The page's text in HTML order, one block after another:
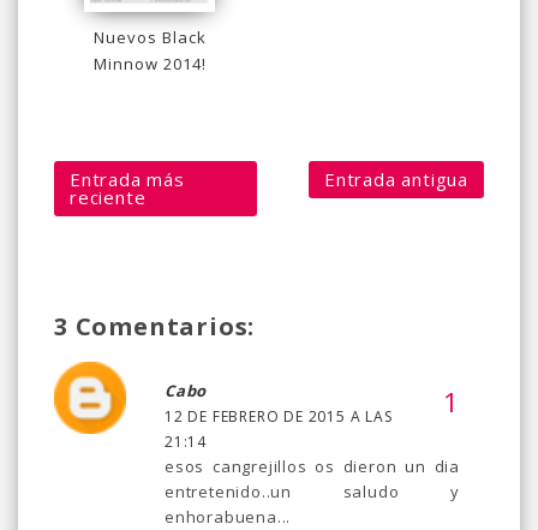
Nuevos Black
Minnow 2014!
Entrada más
reciente
Entrada antigua
3 Comentarios:
Cabo
12 DE FEBRERO DE 2015 A LAS
21:14
esos cangrejillos os dieron un dia
entretenido..un saludo y
enhorabuena...